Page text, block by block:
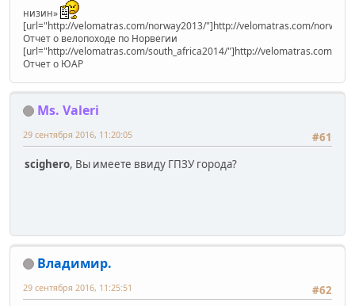
низин»
[url="http://velomatras.com/norway2013/"]http://velomatras.com/
Отчет о велопоходе по Норвегии
[url="http://velomatras.com/south_africa2014/"]http://velomatras.com/
Отчет о ЮАР
Ms. Valeri
#61
29 сентября 2016, 11:20:05
scighero, Вы имеете ввиду ГПЗУ города?
Владимир.
#62
29 сентября 2016, 11:25:51